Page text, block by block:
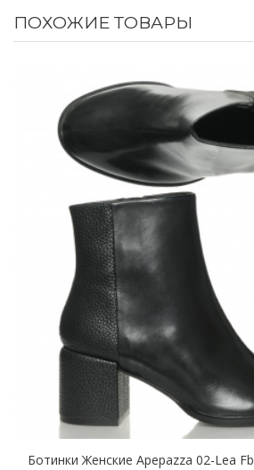
ПОХОЖИЕ ТОВАРЫ
Ботинки Женские Apepazza 02-Lea Fb